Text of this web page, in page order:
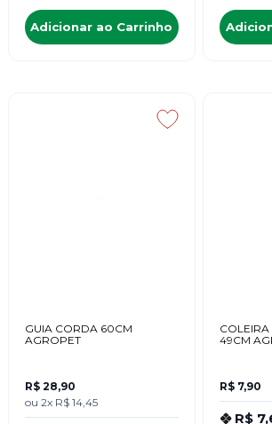
Adicionar ao Carrinho
GUIA CORDA 60CM
AGROPET
R$ 28,90
ou 2x R$ 14,45
49CM
R$ 7,90
R$